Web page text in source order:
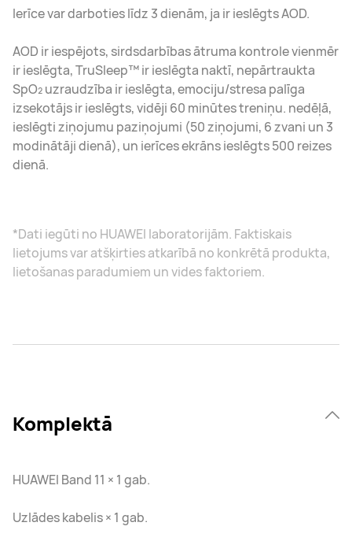
Ierīce var darboties līdz 3 dienām, ja ir ieslēgts AOD.
AOD ir iespējots, sirdsdarbības ātruma kontrole vienmēr
ir ieslēgta, TruSleep™ ir ieslēgta naktī, nepārtraukta
SpO₂ uzraudzība ir ieslēgta, emociju/stresa palīga
izsekotājs ir ieslēgts, vidēji 60 minūtes treniņu. nedēļā,
ieslēgti ziņojumu paziņojumi (50 ziņojumi, 6 zvani un 3
modinātāji dienā), un ierīces ekrāns ieslēgts 500 reizes
dienā.
*Dati iegūti no HUAWEI laboratorijām. Faktiskais
lietojums var atšķirties atkarībā no konkrētā produkta,
lietošanas paradumiem un vides faktoriem.
Komplektā
HUAWEI Band 11 × 1 gab.
Uzlādes kabelis × 1 gab.